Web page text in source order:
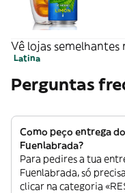
Vê lojas semelhantes
Latina
Perguntas
Como peço entrega
Fuenlabrada?
Para pedires a tua
Fuenlabrada, só
clicar na categoria